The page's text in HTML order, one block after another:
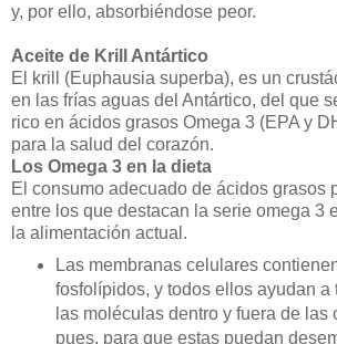
y, por ello, absorbiéndose peor.
Aceite de Krill Antártico
El krill (Euphausia superba), es un
en las frías aguas del Antártico, del que
rico en ácidos grasos Omega 3 (EPA y
para la salud del corazón.
Los Omega 3 en la dieta
El consumo adecuado de ácidos grasos
entre los que destacan la serie omega 3
la alimentación actual.
Las membranas celulares
fosfolípidos, y todos ellos ayudan a
las moléculas dentro y fuera de las
pues, para que estas puedan